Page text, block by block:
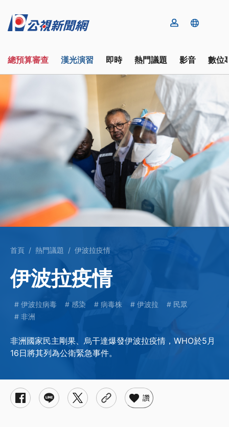
總預算審查 漢光演習 即時 熱門議題 影音 數位
首頁 熱門議題 伊波拉疫情
伊波拉疫情
伊波拉病毒 感染 病毒株 伊波拉
民眾
非洲
非洲國家民主剛果、烏干達爆發伊波拉疫情，WHO於5月
16日將其列為公衛緊急事件。
讚